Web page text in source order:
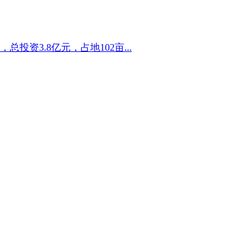
总投资3.8亿元，占地102亩...